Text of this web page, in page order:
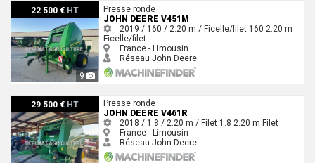
22 500 € HT
9
John Deere V451M
Presse ronde
JOHN DEERE V451M
2019 / 160 / 2.20 m / Ficelle/filet 160 2.20 m
Ficelle/filet
France - Limousin
Réseau John Deere
29 500 € HT
John Deere V461R
Presse ronde
JOHN DEERE V461R
2018 / 1.8 / 2.20 m / Filet 1.8 2.20 m Filet
France - Limousin
Réseau John Deere